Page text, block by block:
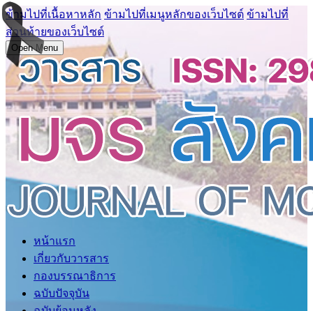
ข้ามไปที่เนื้อหาหลัก ข้ามไปที่เมนูหลักของเว็บไซต์ ข้ามไปที่
ส่วนท้ายของเว็บไซต์
Open Menu
หน้าแรก
เกี่ยวกับวารสาร
กองบรรณาธิการ
ฉบับปัจจุบัน